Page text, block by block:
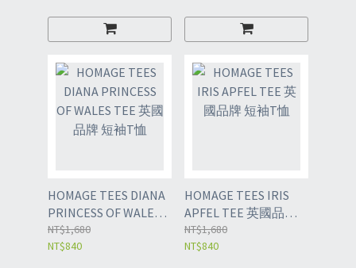
HOMAGE TEES DIANA
PRINCESS OF WALES
TEE 英國品牌 短袖T恤
NT$1,680
NT$840
HOMAGE TEES IRIS
APFEL TEE 英國品牌
短袖T恤
NT$1,680
NT$840